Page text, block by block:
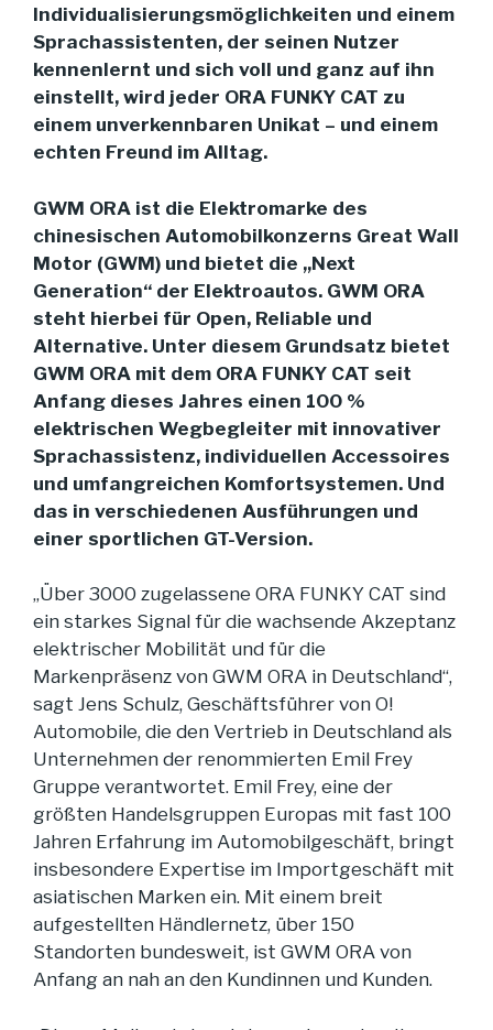
Individualisierungsmöglichkeiten und einem
Sprachassistenten, der seinen Nutzer
kennenlernt und sich voll und ganz auf ihn
einstellt, wird jeder ORA FUNKY CAT zu
einem unverkennbaren Unikat – und einem
echten Freund im Alltag.
GWM ORA ist die Elektromarke des
chinesischen Automobilkonzerns Great Wall
Motor (GWM) und bietet die „Next
Generation“ der Elektroautos. GWM ORA
steht hierbei für Open, Reliable und
Alternative. Unter diesem Grundsatz bietet
GWM ORA mit dem ORA FUNKY CAT seit
Anfang dieses Jahres einen 100 %
elektrischen Wegbegleiter mit innovativer
Sprachassistenz, individuellen Accessoires
und umfangreichen Komfortsystemen. Und
das in verschiedenen Ausführungen und
einer sportlichen GT-Version.
„Über 3000 zugelassene ORA FUNKY CAT sind
ein starkes Signal für die wachsende Akzeptanz
elektrischer Mobilität und für die
Markenpräsenz von GWM ORA in Deutschland“,
sagt Jens Schulz, Geschäftsführer von O!
Automobile, die den Vertrieb in Deutschland als
Unternehmen der renommierten Emil Frey
Gruppe verantwortet. Emil Frey, eine der
größten Handelsgruppen Europas mit fast 100
Jahren Erfahrung im Automobilgeschäft, bringt
insbesondere Expertise im Importgeschäft mit
asiatischen Marken ein. Mit einem breit
aufgestellten Händlernetz, über 150
Standorten bundesweit, ist GWM ORA von
Anfang an nah an den Kundinnen und Kunden.